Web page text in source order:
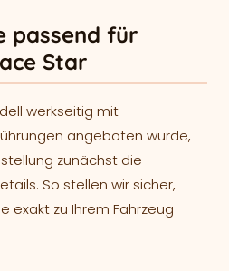
passend für
Star
werkseitig mit
angeboten wurde,
zunächst die
So stellen wir sicher,
exakt zu Ihrem Fahrzeug